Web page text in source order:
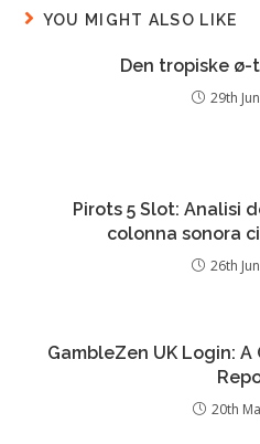
YOU MIGHT ALSO LIKE
Den tropiske ø-
29th
Pirots 5 Slot: Analisi
colonna sonora
26th
GambleZen UK Login:
20th